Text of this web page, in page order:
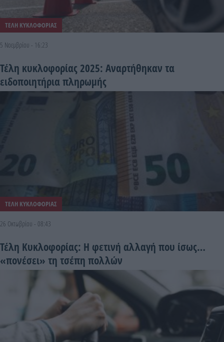
ΤΕΛΗ ΚΥΚΛΟΦΟΡΙΑΣ
5 Νοεμβρίου - 16:23
Τέλη κυκλοφορίας 2025: Αναρτήθηκαν τα
ειδοποιητήρια πληρωμής
ΤΕΛΗ ΚΥΚΛΟΦΟΡΙΑΣ
26 Οκτωβρίου - 08:43
Τέλη Κυκλοφορίας: Η φετινή αλλαγή που ίσως…
«πονέσει» τη τσέπη πολλών